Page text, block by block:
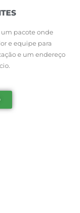
pacote onde
e equipe para
e um endereço